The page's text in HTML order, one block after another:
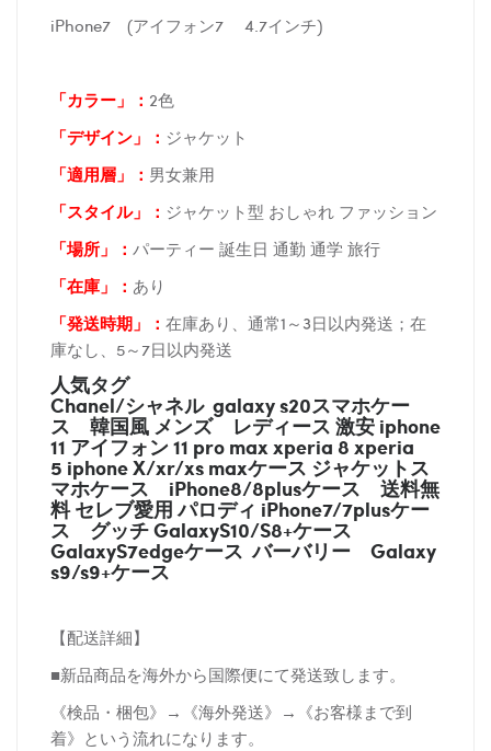
iPhone7 (アイフォン7 4.7インチ)
「カラー」： 2色
「デザイン」
： ジャケット
「適用層」： 男女兼用
「スタイル」： ジャケット型 おしゃれ ファッション
「場所 」： パーティー 誕生日 通勤 通学 旅行
「在庫 」： あり
「発送時期 」： 在庫あり、通常1～3日以内発送；在
庫なし、5～7日以内発送
人気タグ
Chanel/シャネル galaxy s20スマホケー
ス 韓国風 メンズ レディース 激安 iphone
11 アイフォン 11 pro max xperia 8 xperia
5 iphone X/xr/xs maxケース ジャケットス
マホケース iPhone8/8plusケース 送料無
料 セレブ愛用 パロディ iPhone7/7plusケー
ス グッチGalaxyS10/S8+ケース
GalaxyS7edgeケース バーバリー Galaxy
s9/s9+ケース
【配送詳細】
■新品商品を海外から国際便にて発送致します。
《検品・梱包》→《海外発送》→《お客様まで到
着》という流れになります。